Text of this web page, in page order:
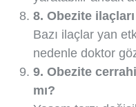
8. Obezite
Bazı ilaçlar yan
nedenle doktor
9. Obezite
mı?